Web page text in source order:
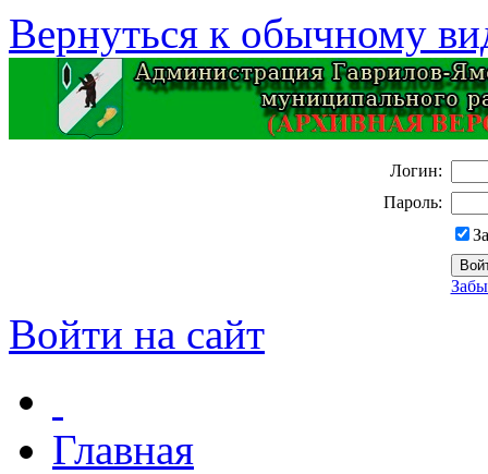
Вернуться к обычному
Логин:
Пароль:
Войти на сайт
Главная